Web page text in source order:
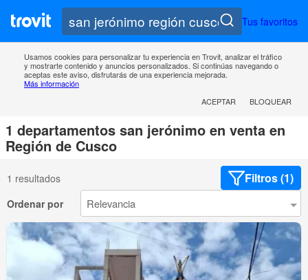
Tus favoritos
Usamos cookies para personalizar tu experiencia en Trovit, analizar el tráfico
y mostrarte contenido y anuncios personalizados. Si continúas navegando o
aceptas este aviso, disfrutarás de una experiencia mejorada.
Más información
ACEPTAR
BLOQUEAR
1 departamentos san jerónimo en venta en
Región de Cusco
1 resultados Filtros (1)
Ordenar por